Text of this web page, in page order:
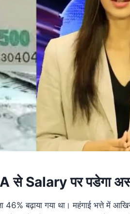
से Salary पर पडेगा
बढ़ाया गया था। महंगाई भत्ते में